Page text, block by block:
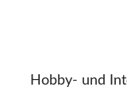
Hobby- und